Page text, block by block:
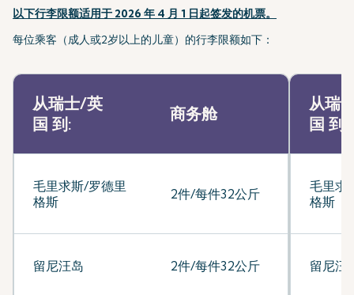
以下行李限额适用于 2026 年 4 月 1 日起签发的机票。
每位乘客（成人或2岁以上的儿童）的行李限额如下：
从瑞士/英
国 到:
商务舱
毛里求斯/罗德里
格斯
2件/每件32公斤
留尼汪岛 2件/每件32公斤
从瑞
国 到:
毛里求
格斯
留尼汪